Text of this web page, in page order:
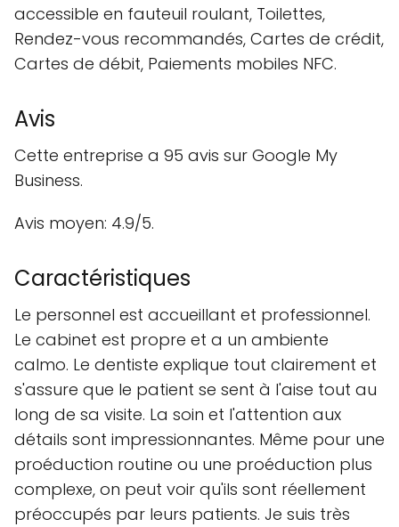
accessible en fauteuil roulant, Toilettes,
Rendez-vous recommandés, Cartes de crédit,
Cartes de débit, Paiements mobiles NFC.
Avis
Cette entreprise a 95 avis sur Google My
Business.
Avis moyen: 4.9/5.
Caractéristiques
Le personnel est accueillant et professionnel.
Le cabinet est propre et a un ambiente
calmo. Le dentiste explique tout clairement et
s'assure que le patient se sent à l'aise tout au
long de sa visite. La soin et l'attention aux
détails sont impressionnantes. Même pour une
proéduction routine ou une proéduction plus
complexe, on peut voir qu'ils sont réellement
préoccupés par leurs patients. Je suis très